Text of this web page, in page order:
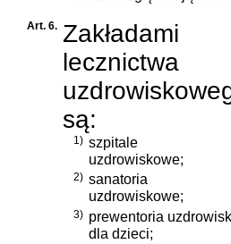
Art. 6. Zakładami
lecznictwa
są:
1) szpitale
uzdrowiskowe;
2) sanatoria
uzdrowiskowe;
3) prewentoria
dla dzieci;